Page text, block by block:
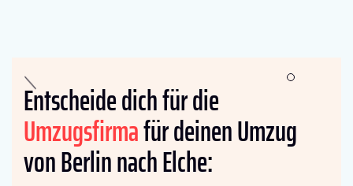
Entscheide dich für die
Umzugsfirmafür deinen Umzug
von Berlin nach Elche: